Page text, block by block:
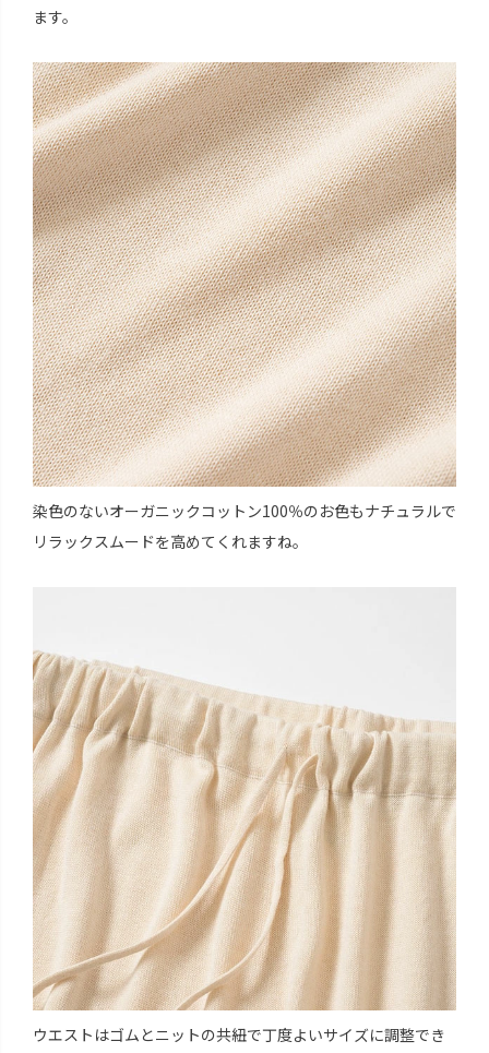
ます。
染色のないオーガニックコットン100％のお色もナチュラルで
リラックスムードを高めてくれますね。
ウエストはゴムとニットの共紐で丁度よいサイズに調整でき